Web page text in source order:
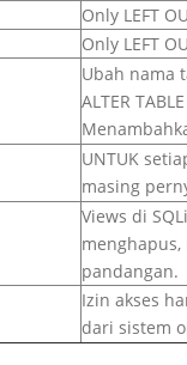
Only LEFT
Only LEFT
Ubah nama
ALTER
UNTUK
masing
Views di
pandangan.
Izin akses
dari sistem